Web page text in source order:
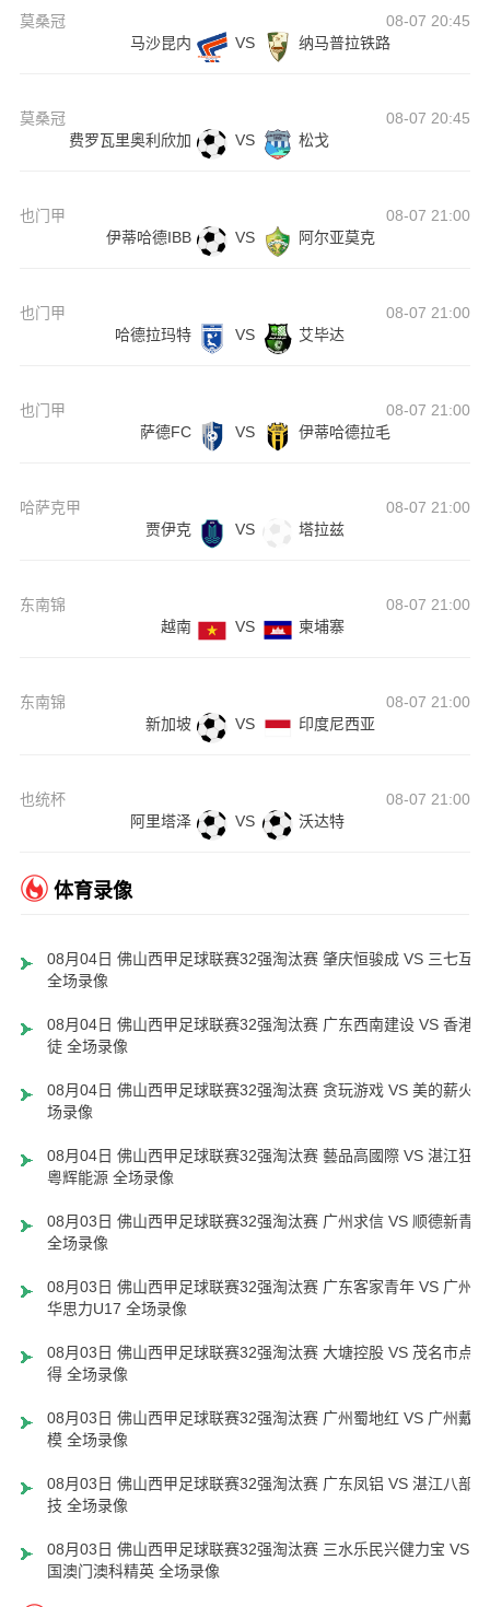
莫桑冠
08-07 20:45
马沙昆内
VS 纳马普拉铁路
莫桑冠
08-07 20:45
费罗瓦里奥利欣加
VS 松戈
也门甲
08-07 21:00
伊蒂哈德IBB
VS 阿尔亚莫克
也门甲
08-07 21:00
哈德拉玛特
VS 艾毕达
也门甲
08-07 21:00
萨德FC
VS 伊蒂哈德拉毛
哈萨克甲
08-07 21:00
贾伊克
VS 塔拉兹
东南锦
08-07 21:00
越南
VS 柬埔寨
东南锦
08-07 21:00
新加坡
VS 印度尼西亚
也统杯
08-07 21:00
阿里塔泽
VS 沃达特
体育录像
08月04日 佛山西甲足球联赛32强淘汰赛 肇庆恒骏成 VS 三七互娱
全场录像
08月04日 佛山西甲足球联赛32强淘汰赛 广东西南建设 VS 香港圣
徒 全场录像
08月04日 佛山西甲足球联赛32强淘汰赛 贪玩游戏 VS 美的薪火
场录像
08月04日 佛山西甲足球联赛32强淘汰赛 藝品高國際 VS 湛江狂狼
粵辉能源 全场录像
08月03日 佛山西甲足球联赛32强淘汰赛 广州求信 VS 顺德新青年
全场录像
08月03日 佛山西甲足球联赛32强淘汰赛 广东客家青年 VS 广州英
华思力U17 全场录像
08月03日 佛山西甲足球联赛32强淘汰赛 大塘控股 VS 茂名市点都
得 全场录像
08月03日 佛山西甲足球联赛32强淘汰赛 广州蜀地红 VS 广州戴拿
模 全场录像
08月03日 佛山西甲足球联赛32强淘汰赛 广东凤铝 VS 湛江八部科
技 全场录像
08月03日 佛山西甲足球联赛32强淘汰赛 三水乐民兴健力宝 VS 中
国澳门澳科精英 全场录像